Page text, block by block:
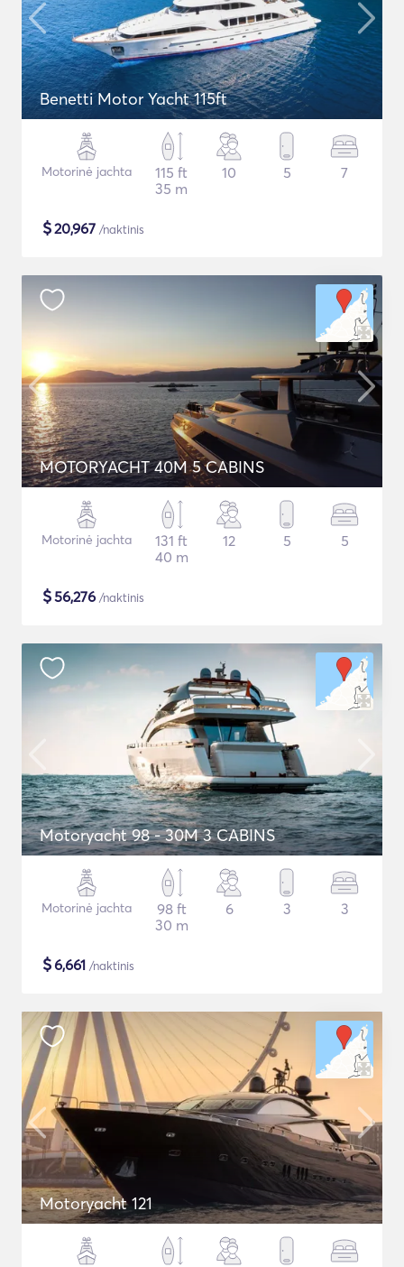
Benetti Motor Yacht 115ft
Motorinė jachta
115 ft
35 m
10 5 7
$20,967 /naktinis
MOTORYACHT 40M 5 CABINS
Motorinė jachta
131 ft
40 m
12 5 5
$56,276 /naktinis
Motoryacht 98 - 30M 3 CABINS
Motorinė jachta
98 ft
30 m
6 3 3
$6,661 /naktinis
Motoryacht 121